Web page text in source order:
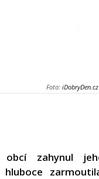
Foto: iDobryDen.cz
zahynul